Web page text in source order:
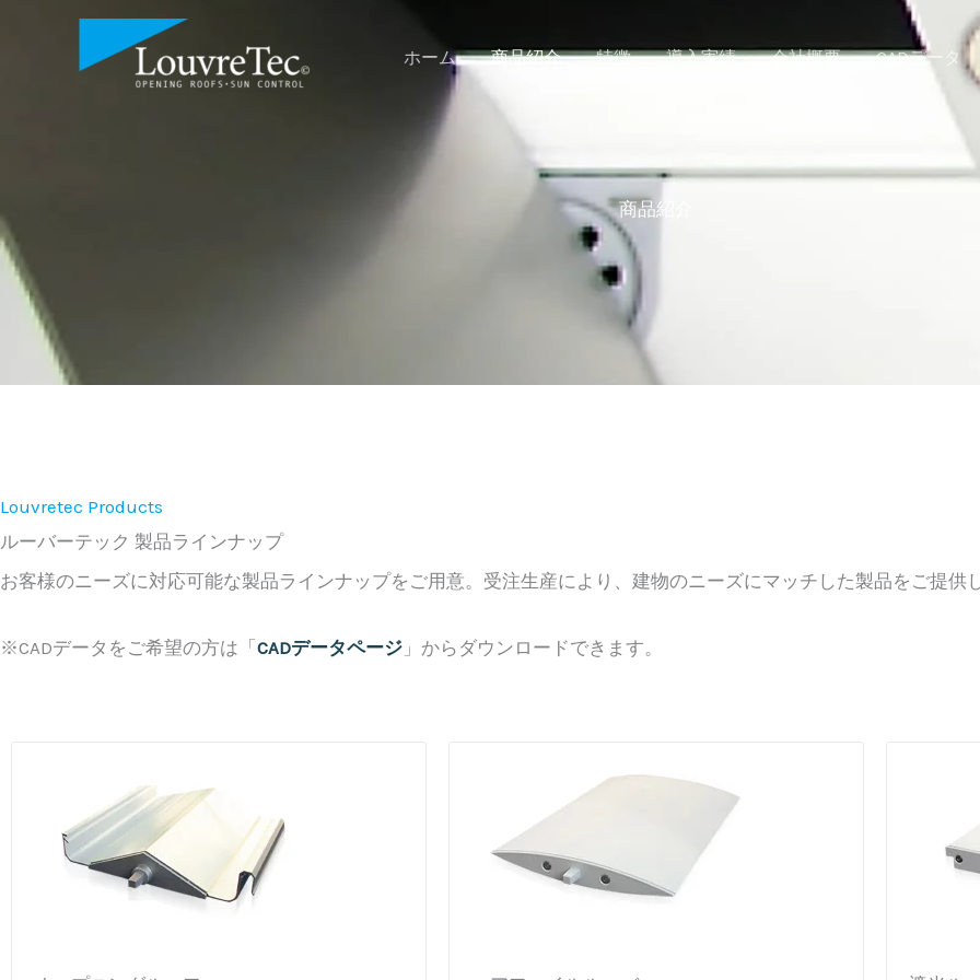
プ
ホーム 商品紹介 特徴 導入実績 会社概要 CADデータ
商品紹介
Louvretec Products
ルーバーテック 製品ラインナップ
お客様のニーズに対応可能な製品ラインナップをご用意。受注生産により、建物のニーズにマッチした製品をご提供
※CADデータをご希望の方は「CADデータページ 」からダウンロードできます。